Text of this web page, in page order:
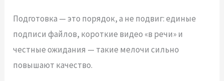
Подготовка — это порядок, а не подвиг: единые
подписи файлов, короткие видео «в речи» и
честные ожидания — такие мелочи сильно
повышают качество.